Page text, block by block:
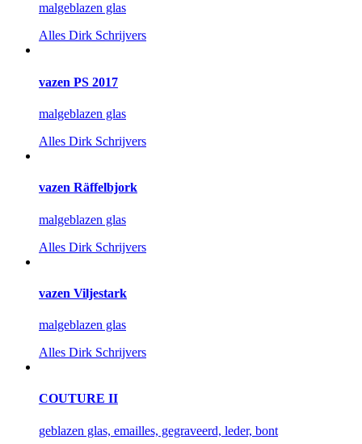
malgeblazen glas
Alles Dirk Schrijvers
vazen PS 2017
malgeblazen glas
Alles Dirk Schrijvers
vazen Räffelbjork
malgeblazen glas
Alles Dirk Schrijvers
vazen Viljestark
malgeblazen glas
Alles Dirk Schrijvers
COUTURE II
geblazen glas, emailles, gegraveerd, leder, bont